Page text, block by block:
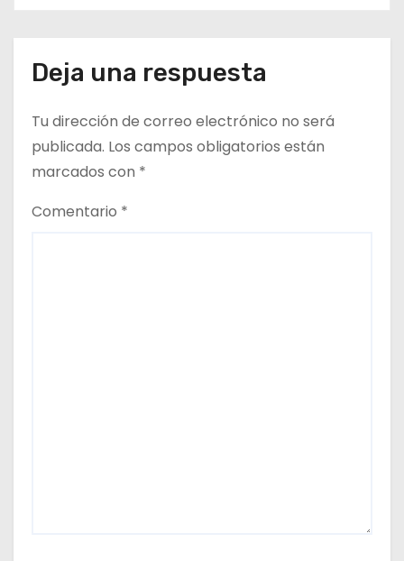
t
r
a
Deja una respuesta
Tu dirección de correo electrónico no será
publicada. Los campos obligatorios están
marcados con *
Comentario *